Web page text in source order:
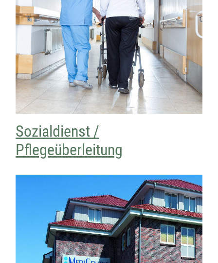
Sozialdienst /
Pflegeüberleitung